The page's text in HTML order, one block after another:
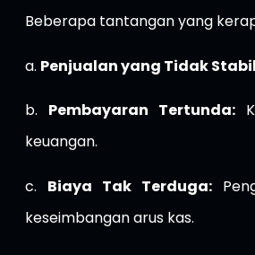
Beberapa tantangan yang
a. Penjualan yang Tidak
b. Pembayaran Tertunda:
keuangan.
c. Biaya Tak Terduga:
keseimbangan arus kas.